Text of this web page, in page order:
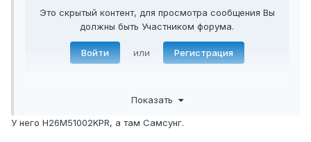
Это скрытый контент, для просмотра сообщения Вы
должны быть Участником форума.
Войти или Регистрация
достижения можно и по юсб обнову накатить
хотя не знаю как с сони ,это хоть попробовать а не
Показать
У него H26M51002KPR, а там Самсунг.